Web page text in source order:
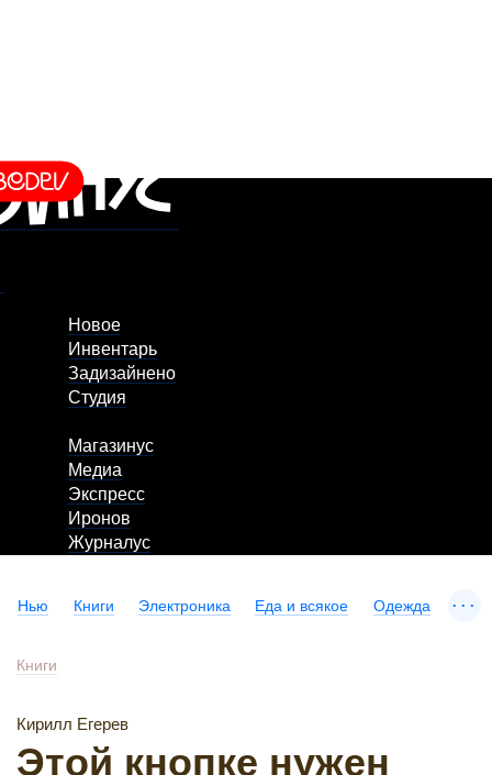
Новое
Инвентарь
Задизайнено
Студия
Магазинус
Медиа
Экспресс
Иронов
Журналус
Нью Книги Электроника Еда и всякое Одежда ...
Книги
Кирилл Егерев
Этой кнопке нужен